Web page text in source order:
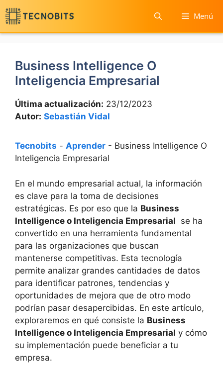
Saltar
al
contenido
Menú
Business Intelligence O
Inteligencia Empresarial
Última actualización: 23/12/2023
Autor: Sebastián Vidal
Tecnobits - Aprender - Business Intelligence O
Inteligencia Empresarial
En el mundo empresarial actual, ‍la información
es clave para la toma de decisiones
estratégicas. Es por eso que la Business
Intelligence o Inteligencia Empresarial ​ se ha
convertido en una herramienta fundamental
para las organizaciones ⁣que buscan
‌mantenerse ⁤competitivas. Esta tecnología
permite ⁣analizar grandes ‌cantidades de datos
para⁣ identificar patrones, tendencias y
oportunidades de mejora ​que de otro‍ modo
podrían pasar desapercibidas. En este artículo,
exploraremos⁢ en qué consiste la Business
Intelligence o Inteligencia Empresarial y cómo
su implementación puede beneficiar a tu
empresa.